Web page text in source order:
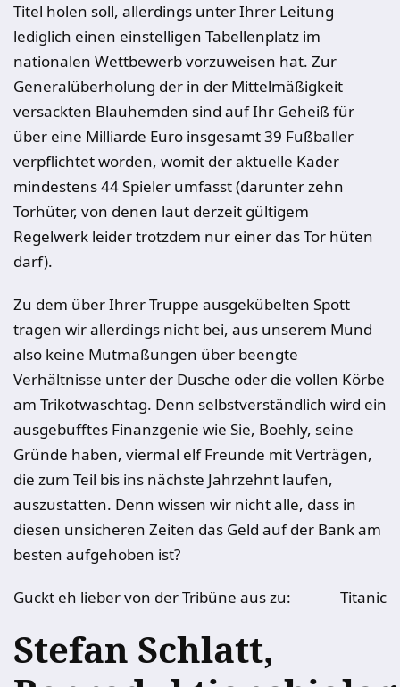
Titel holen soll, allerdings unter Ihrer Leitung
lediglich einen einstelligen Tabellenplatz im
nationalen Wettbewerb vorzuweisen hat. Zur
Generalüberholung der in der Mittelmäßigkeit
versackten Blauhemden sind auf Ihr Geheiß für
über eine Milliarde Euro insgesamt 39 Fußballer
verpflichtet worden, womit der aktuelle Kader
mindestens 44 Spieler umfasst (darunter zehn
Torhüter, von denen laut derzeit gültigem
Regelwerk leider trotzdem nur einer das Tor hüten
darf).
Zu dem über Ihrer Truppe ausgekübelten Spott
tragen wir allerdings nicht bei, aus unserem Mund
also keine Mutmaßungen über beengte
Verhältnisse unter der Dusche oder die vollen Körbe
am Trikotwaschtag. Denn selbstverständlich wird ein
ausgebufftes Finanzgenie wie Sie, Boehly, seine
Gründe haben, viermal elf Freunde mit Verträgen,
die zum Teil bis ins nächste Jahrzehnt laufen,
auszustatten. Denn wissen wir nicht alle, dass in
diesen unsicheren Zeiten das Geld auf der Bank am
besten aufgehoben ist?
Guckt eh lieber von der Tribüne aus zu: Titanic
Stefan Schlatt,